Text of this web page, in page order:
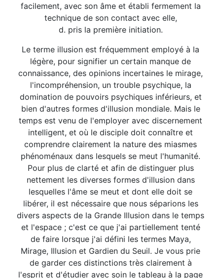
facilement, avec son âme et établi fermement la
technique de son contact avec elle,
d. pris la première initiation.
Le terme illusion est fréquemment employé à la
légère, pour signifier un certain manque de
connaissance, des opinions incertaines le mirage,
l'incompréhension, un trouble psychique, la
domination de pouvoirs psychiques inférieurs, et
bien d'autres formes d'illusion mondiale. Mais le
temps est venu de l'employer avec discernement
intelligent, et où le disciple doit connaître et
comprendre clairement la nature des miasmes
phénoménaux dans lesquels se meut l'humanité.
Pour plus de clarté et afin de distinguer plus
nettement les diverses formes d'illusion dans
lesquelles l'âme se meut et dont elle doit se
libérer, il est nécessaire que nous séparions les
divers aspects de la Grande Illusion dans le temps
et l'espace ; c'est ce que j'ai partiellement tenté
de faire lorsque j'ai défini les termes Maya,
Mirage, Illusion et Gardien du Seuil. Je vous prie
de garder ces distinctions très clairement à
l'esprit et d'étudier avec soin le tableau à la page